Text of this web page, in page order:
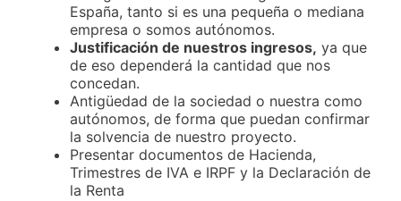
España, tanto si es una pequeña o mediana
empresa o somos autónomos.
Justificación de nuestros ingresos, ya que
de eso dependerá la cantidad que nos
concedan.
Antigüedad de la sociedad o nuestra como
autónomos, de forma que puedan confirmar
la solvencia de nuestro proyecto.
Presentar documentos de Hacienda,
Trimestres de IVA e IRPF y la Declaración de
la Renta